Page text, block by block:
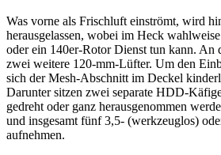
Was vorne als Frischluft einströmt, wird
herausgelassen, wobei im Heck
oder ein 140er-Rotor Dienst tun kann. An
zwei weitere 120-mm-Lüfter. Um den
sich der Mesh-Abschnitt im Deckel
Darunter sitzen zwei separate HDD-
gedreht oder ganz herausgenommen
und insgesamt fünf 3,5- (werkzeuglos)
aufnehmen.